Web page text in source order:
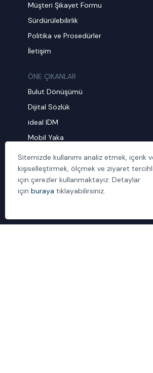
Müşteri Şikayet Formu
Sürdürülebilirlik
Politika ve Prosedürler
İletişim
ÖNE ÇIKANLAR
Bulut Dönüşümü
Dijital Sözlük
ideal IDM
Mobil Yaka
Yönetilen Hizmetler
Sitemizde kullanımı analiz etmek, içerik
kişiselleştirmek, ölçmek ve ziyaret
için çerezler kullanmaktayız. Detaylar
için buraya tıklayabilirsiniz.